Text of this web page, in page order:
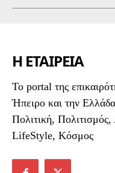
Η ΕΤΑΙΡΕΙΑ
To portal της
Ήπειρο και την
Πολιτική,
LifeStyle, Κόσμος